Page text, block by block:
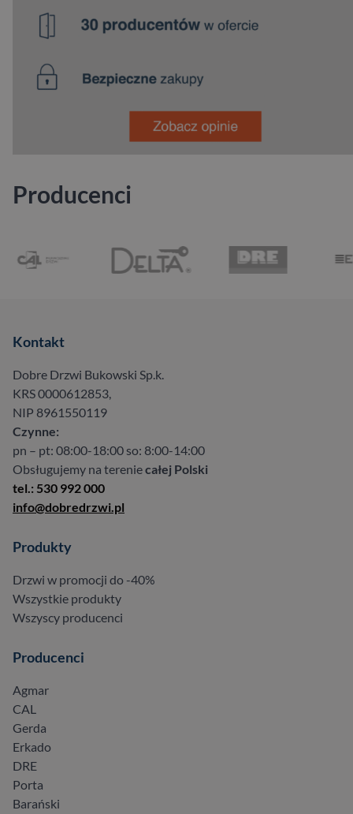
Producenci
Kontakt
Dobre Drzwi Bukowski Sp.k.
KRS 0000612853,
NIP 8961550119
Czynne:
pn – pt: 08:00-18:00 so: 8:00-14:00
Obsługujemy na tereniecałej Polski
tel.: 530 992 000
info@dobredrzwi.pl
Produkty
Drzwi w promocji do -40%
Wszystkie produkty
Wszyscy producenci
Producenci
Agmar
CAL
Gerda
Erkado
DRE
Porta
Barański